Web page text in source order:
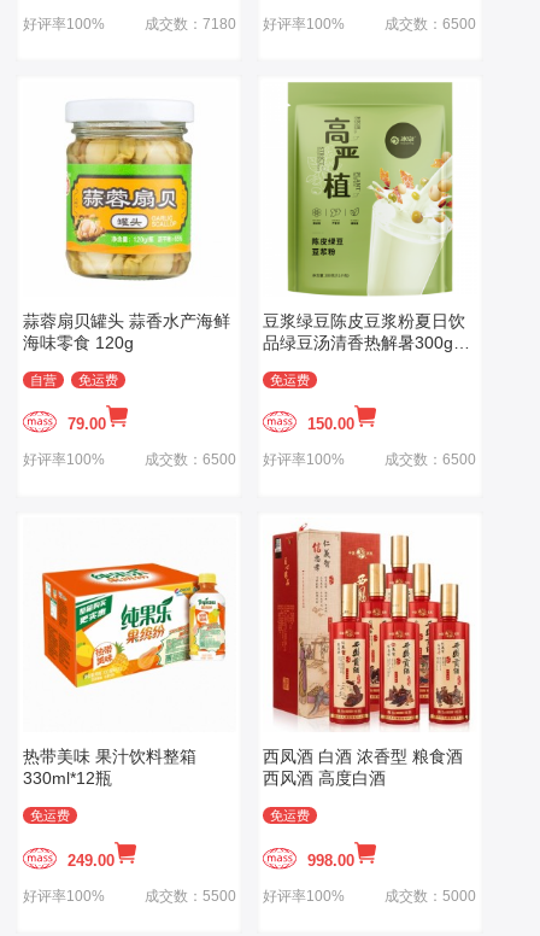
好评率100% 成交数：7180 好评率100% 成交数：6500
蒜蓉扇贝罐头 蒜香水产海鲜
海味零食 120g
自营 免运费
79.00
好评率100% 成交数：6500
豆浆绿豆陈皮豆浆粉夏日饮
品绿豆汤清香热解暑300g内
免运费
150.00
好评率100% 成交数：6500
热带美味 果汁饮料整箱
330ml*12瓶
免运费
249.00
好评率100% 成交数：5500
西凤酒 白酒 浓香型 粮食酒
西风酒 高度白酒
免运费
998.00
好评率100% 成交数：5000